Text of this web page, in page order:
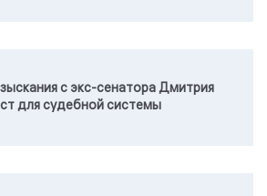
с экс-сенатора Дмитрия
для судебной системы